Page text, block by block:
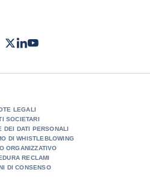
Twitter- Coface
LinkedIn
Youtube
LEGALI
SOCIETARI
DEI DATI PERSONALI
DI WHISTLEBLOWING
ORGANIZZATIVO
RECLAMI
DI CONSENSO